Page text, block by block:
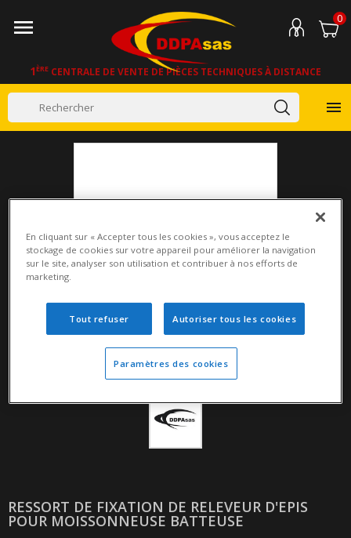
 0
1ÈRE CENTRALE DE VENTE DE PIÈCES TECHNIQUES À DISTANCE

RESSORT DE FIXATION DE RELEVEUR D'EPIS
POUR MOISSONNEUSE BATTEUSE
En cliquant sur « Accepter tous les cookies », vous acceptez le
stockage de cookies sur votre appareil pour améliorer la navigation
sur le site, analyser son utilisation et contribuer à nos efforts de
marketing.
Tout refuser Autoriser tous les cookies
Paramètres des cookies